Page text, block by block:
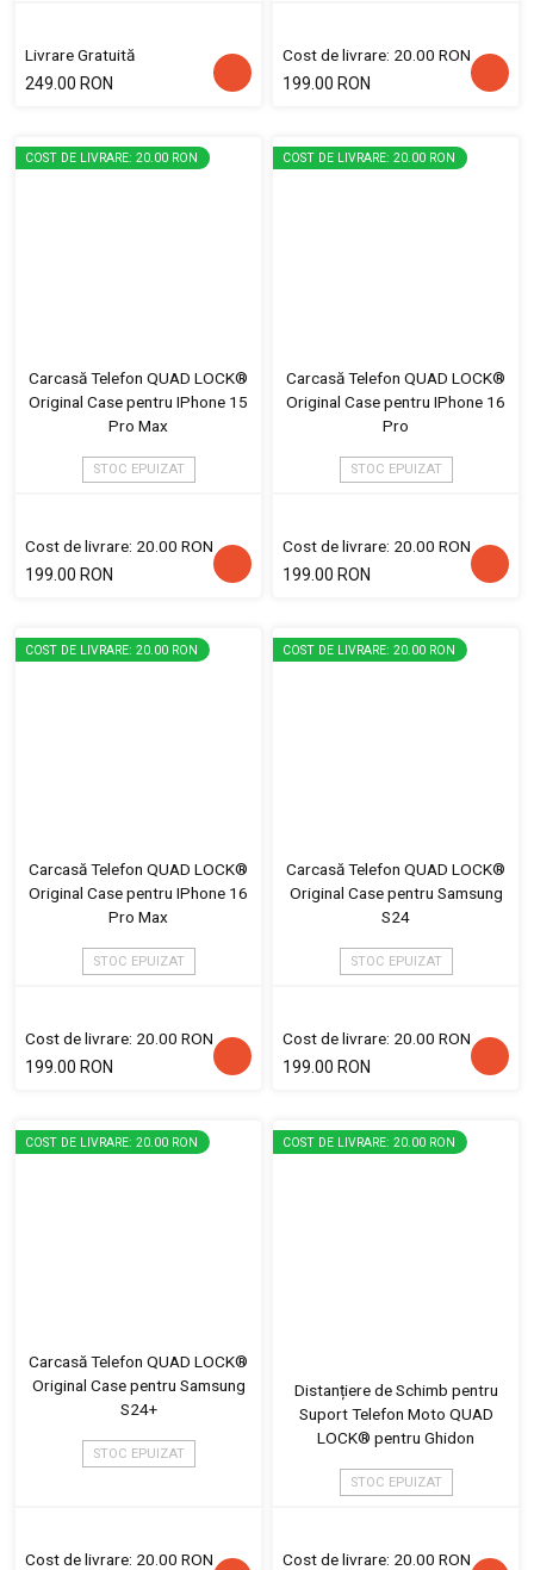
Livrare Gratuită
249.00 RON
Cost de livrare: 20.00 RON
199.00 RON
COST DE LIVRARE: 20.00 RON
Carcasă Telefon QUAD LOCK®
Original Case pentru IPhone 15
Pro Max
STOC EPUIZAT
Cost de livrare: 20.00 RON
199.00 RON
COST DE LIVRARE: 20.00 RON
Carcasă Telefon QUAD LOCK®
Original Case pentru IPhone 16
Pro
STOC EPUIZAT
Cost de livrare: 20.00 RON
199.00 RON
COST DE LIVRARE: 20.00 RON
Carcasă Telefon QUAD LOCK®
Original Case pentru IPhone 16
Pro Max
STOC EPUIZAT
Cost de livrare: 20.00 RON
199.00 RON
COST DE LIVRARE: 20.00 RON
Carcasă Telefon QUAD LOCK®
Original Case pentru Samsung
S24
STOC EPUIZAT
Cost de livrare: 20.00 RON
199.00 RON
COST DE LIVRARE: 20.00 RON
Carcasă Telefon QUAD LOCK®
Original Case pentru Samsung
S24+
STOC EPUIZAT
Cost de livrare: 20.00 RON
COST DE LIVRARE: 20.00 RON
Distanțiere de Schimb pentru
Suport Telefon Moto QUAD
LOCK® pentru Ghidon
STOC EPUIZAT
Cost de livrare: 20.00 RON